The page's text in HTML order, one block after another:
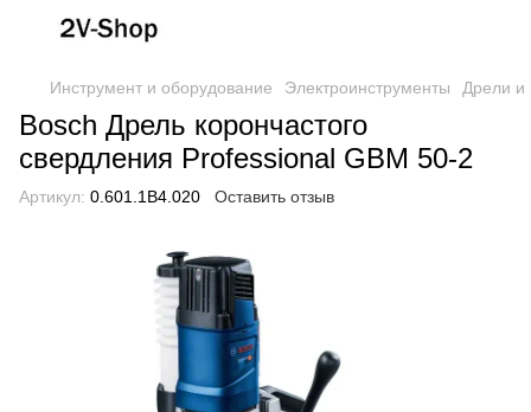
Инструмент и оборудование Электроинструменты Дрели и
Bosch Дрель корончастого
свердления Professional GBM 50-2
Артикул: 0.601.1B4.020 Оставить отзыв